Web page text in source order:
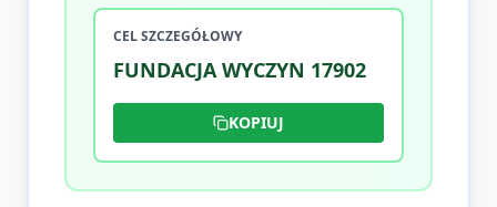
CEL SZCZEGÓŁOWY
FUNDACJA WYCZYN 17902
KOPIUJ